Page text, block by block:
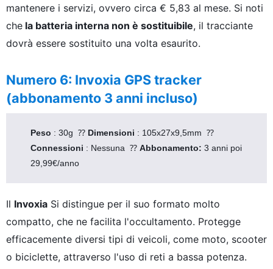
mantenere i servizi, ovvero circa € 5,83 al mese. Si noti
che la batteria interna non è sostituibile, il tracciante
dovrà essere sostituito una volta esaurito.
Numero 6: Invoxia GPS tracker
(abbonamento 3 anni incluso)
Peso : 30g  ⁇ Dimensioni
Connessioni : Nessuna  ⁇ Abbonamento: 3 anni poi
29,99€/anno
Il Invoxia Si distingue per il suo formato molto
compatto, che ne facilita l'occultamento. Protegge
efficacemente diversi tipi di veicoli, come moto, scooter
o biciclette, attraverso l'uso di reti a bassa potenza.